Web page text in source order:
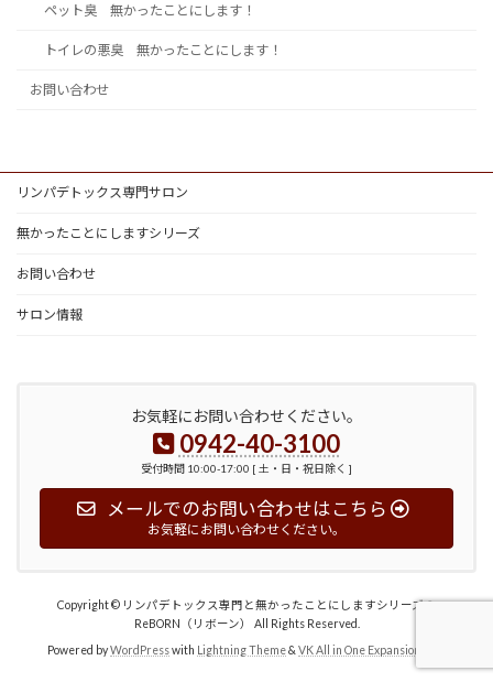
ペット臭 無かったことにします！
トイレの悪臭 無かったことにします！
お問い合わせ
リンパデトックス専門サロン
無かったことにしますシリーズ
お問い合わせ
サロン情報
お気軽にお問い合わせください。
0942-40-3100
受付時間 10:00-17:00 [ 土・日・祝日除く ]
メールでのお問い合わせはこちら
お気軽にお問い合わせください。
Copyright © リンパデトックス専門と無かったことにしますシリーズの
ReBORN（リボーン） All Rights Reserved.
Powered byWordPresswith Lightning Theme& VK All in One Expansion Unit